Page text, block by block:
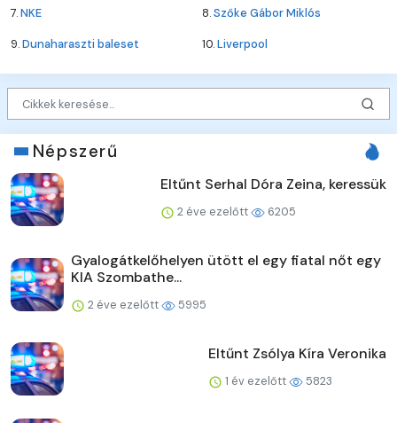
7.NKE 8.Szőke Gábor Miklós
9.Dunaharaszti baleset 10.Liverpool
Népszerű
Eltűnt Serhal Dóra Zeina, keressük
2 éve ezelőtt 6205
Gyalogátkelőhelyen ütött el egy fiatal nőt egy
KIA Szombathe...
2 éve ezelőtt 5995
Eltűnt Zsólya Kíra Veronika
1 év ezelőtt 5823